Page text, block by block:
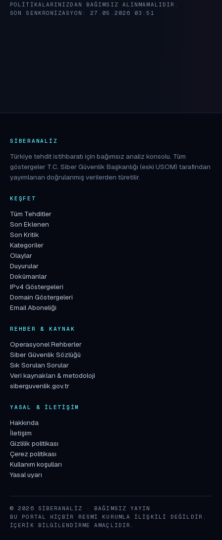
POLITIKALARINIZDAN BAĞIMSIZ ALINMAMALIDIR.
SON SENKRONIZASYON: 27.05.2026 03:51
SIBERANALIZ
Türkiye tehdit istihbaratı için bağımsız analiz konsolu. Tüm
göstergeler T.C. Siber Güvenlik Başkanlığı (eski USOM) tarafından
yayımlanan doğrulanmış verilerden türetilir.
KEŞFET
Tüm Tehditler
Son Eklenen
Son Kritik
Kategoriler
Olaylar
Duyurular
Dokümanlar
IPv4 Göstergeleri
Domain Göstergeleri
Email Aboneliği
REHBER & KAYNAK
Operasyonel Rehberler
Siber Güvenlik Sözlüğü
Sık Sorulan Sorular
Veri kaynakları & metodoloji
siberguvenlik.gov.tr
YASAL & İLETIŞIM
Hakkında
İletişim
Gizlilik politikası
Çerez politikası
Kullanım koşulları
Yasal uyarı
© 2026 SIBERANALIZ · BAĞIMSIZ YAYIN
BU PORTAL HIÇBIR RESMI KURUMLA ILIŞKILI DEĞILDIR.
İÇERIK BILGILENDIRME AMAÇLIDIR.